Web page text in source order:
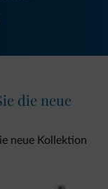
die neue
neue Kollektion